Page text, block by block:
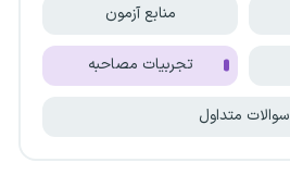
منابع آزمون
تجربیات مصاحبه
سوالات متداول